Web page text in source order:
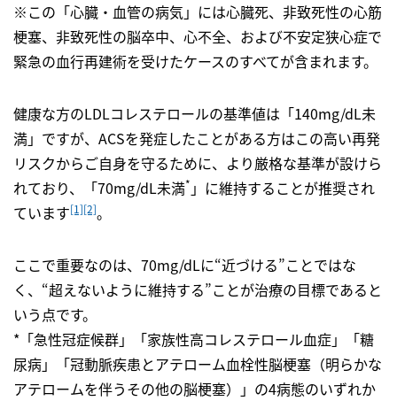
※この「心臓・血管の病気」には心臓死、非致死性の心筋
梗塞、非致死性の脳卒中、心不全、および不安定狭心症で
緊急の血行再建術を受けたケースのすべてが含まれます。
健康な方のLDLコレステロールの基準値は「140mg/dL未
満」ですが、ACSを発症したことがある方はこの高い再発
リスクからご自身を守るために、より厳格な基準が設けら
れており、「70mg/dL未満* 」に維持することが推奨され
ています[1][2]。
ここで重要なのは、70mg/dLに“近づける”ことではな
く、“超えないように維持する”ことが治療の目標であると
いう点です。
*「急性冠症候群」「家族性高コレステロール血症」「糖
尿病」「冠動脈疾患とアテローム血栓性脳梗塞（明らかな
アテロームを伴うその他の脳梗塞）」の4病態のいずれか